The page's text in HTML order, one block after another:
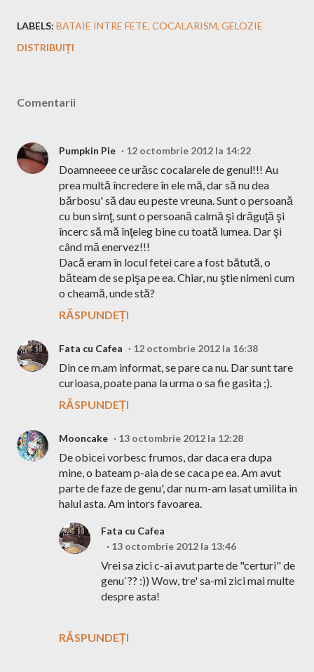
LABELS: BATAIE INTRE FETE COCALARISM GELOZIE
DISTRIBUIȚI
Comentarii
Pumpkin Pie 12 octombrie 2012 la 14:22
Doamneeee ce urăsc cocalarele de genul!!! Au
prea multă încredere în ele mă, dar să nu dea
bărbosu' să dau eu peste vreuna. Sunt o persoană
cu bun simţ, sunt o persoană calmă şi drăguţă şi
încerc să mă înţeleg bine cu toată lumea. Dar şi
când mă enervez!!!
Dacă eram în locul fetei care a fost bătută, o
băteam de se pişa pe ea. Chiar, nu ştie nimeni cum
o cheamă, unde stă?
RĂSPUNDEȚI
Fata cu Cafea 12 octombrie 2012 la 16:38
Din ce m.am informat, se pare ca nu. Dar sunt tare
curioasa, poate pana la urma o sa fie gasita ;).
RĂSPUNDEȚI
Mooncake 13 octombrie 2012 la 12:28
De obicei vorbesc frumos, dar daca era dupa
mine, o bateam p-aia de se caca pe ea. Am avut
parte de faze de genu', dar nu m-am lasat umilita in
halul asta. Am intors favoarea.
RĂSPUNDEȚI
Fata cu Cafea
13 octombrie 2012 la 13:46
Vrei sa zici c-ai avut parte de "certuri" de
genu`?? :)) Wow, tre' sa-mi zici mai multe
despre asta!